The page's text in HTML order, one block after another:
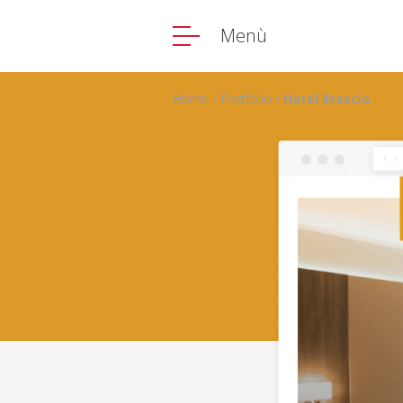
Menù
Home • Portfolio • Hotel Brescia